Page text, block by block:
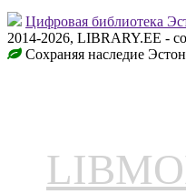
Цифровая библиотека
2014-2026, LIBRARY.EE -
Сохраняя наследие